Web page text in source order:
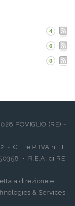
4
6
0
POVIGLIO (RE) -
• C.F. e P. IVA n. IT
• R.E.A. di RE
a direzione e
& Services